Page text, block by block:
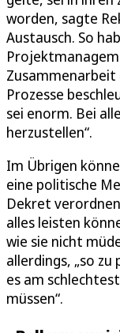
worden, sagte
Austausch. So
Zusammenarbeit
Prozesse
sei enorm. Bei
herzustellen“.
Im Übrigen
eine politische
Dekret
alles leisten
wie sie nicht
allerdings, „so
es am
müssen“.